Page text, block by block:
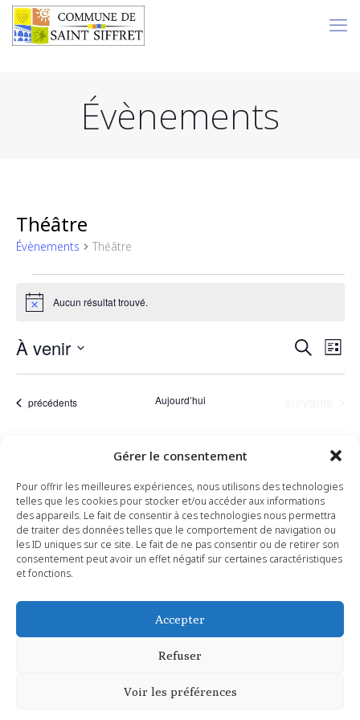
Gérer le consentement
Pour offrir les meilleures expériences, nous utilisons des technologies
telles que les cookies pour stocker et/ou accéder aux informations
des appareils. Le fait de consentir à ces technologies nous permettra
de traiter des données telles que le comportement de navigation ou
les ID uniques sur ce site. Le fait de ne pas consentir ou de retirer son
consentement peut avoir un effet négatif sur certaines caractéristiques
et fonctions.
Accepter
Refuser
Voir les préférences
Évènements
Théâtre
Évènements Théâtre
Évènements
Notice Aucun résultat trouvé.
et
vues
de
Liste
À venir
date.Évènements
précédents Aujourd’hui
S’abonner au calendrier
| Conception :Studio Ekodesign